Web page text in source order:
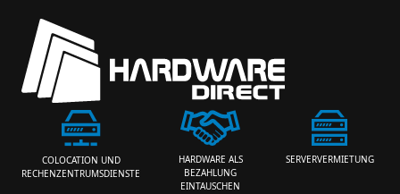
COLOCATION UND
RECHENZENTRUMSDIENSTE
HARDWARE ALS
BEZAHLUNG
EINTAUSCHEN
SERVERVERMIETUNG